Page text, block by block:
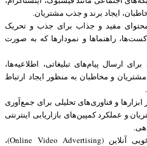
ایجاد برند و جذب مشتریان.
محتوای مفید و جذاب برای جذب و تحریک
راهنماها و نمودارها که به صورت
ارسال پیام‌های تبلیغاتی، اطلاعیه‌ها،
و مخاطبان به منظور ایجاد ارتباط
ابزارها و فناوری‌های تحلیلی برای جمع‌آوری
و عملکرد کمپین‌های بازاریابی اینترنتی
7. موارد دیگر: شامل تبلیغات ویدئویی آنلاین (Online Video Advertising)،